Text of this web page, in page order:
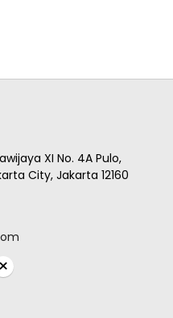
XI No. 4A Pulo,
City, Jakarta 12160
×